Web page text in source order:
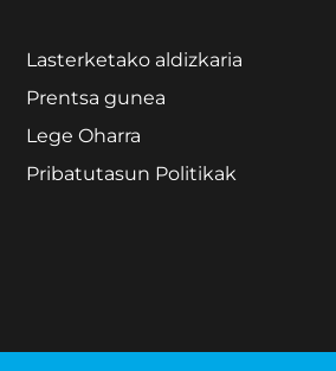
Lasterketako aldizkaria
Prentsa gunea
Lege Oharra
Pribatutasun Politikak